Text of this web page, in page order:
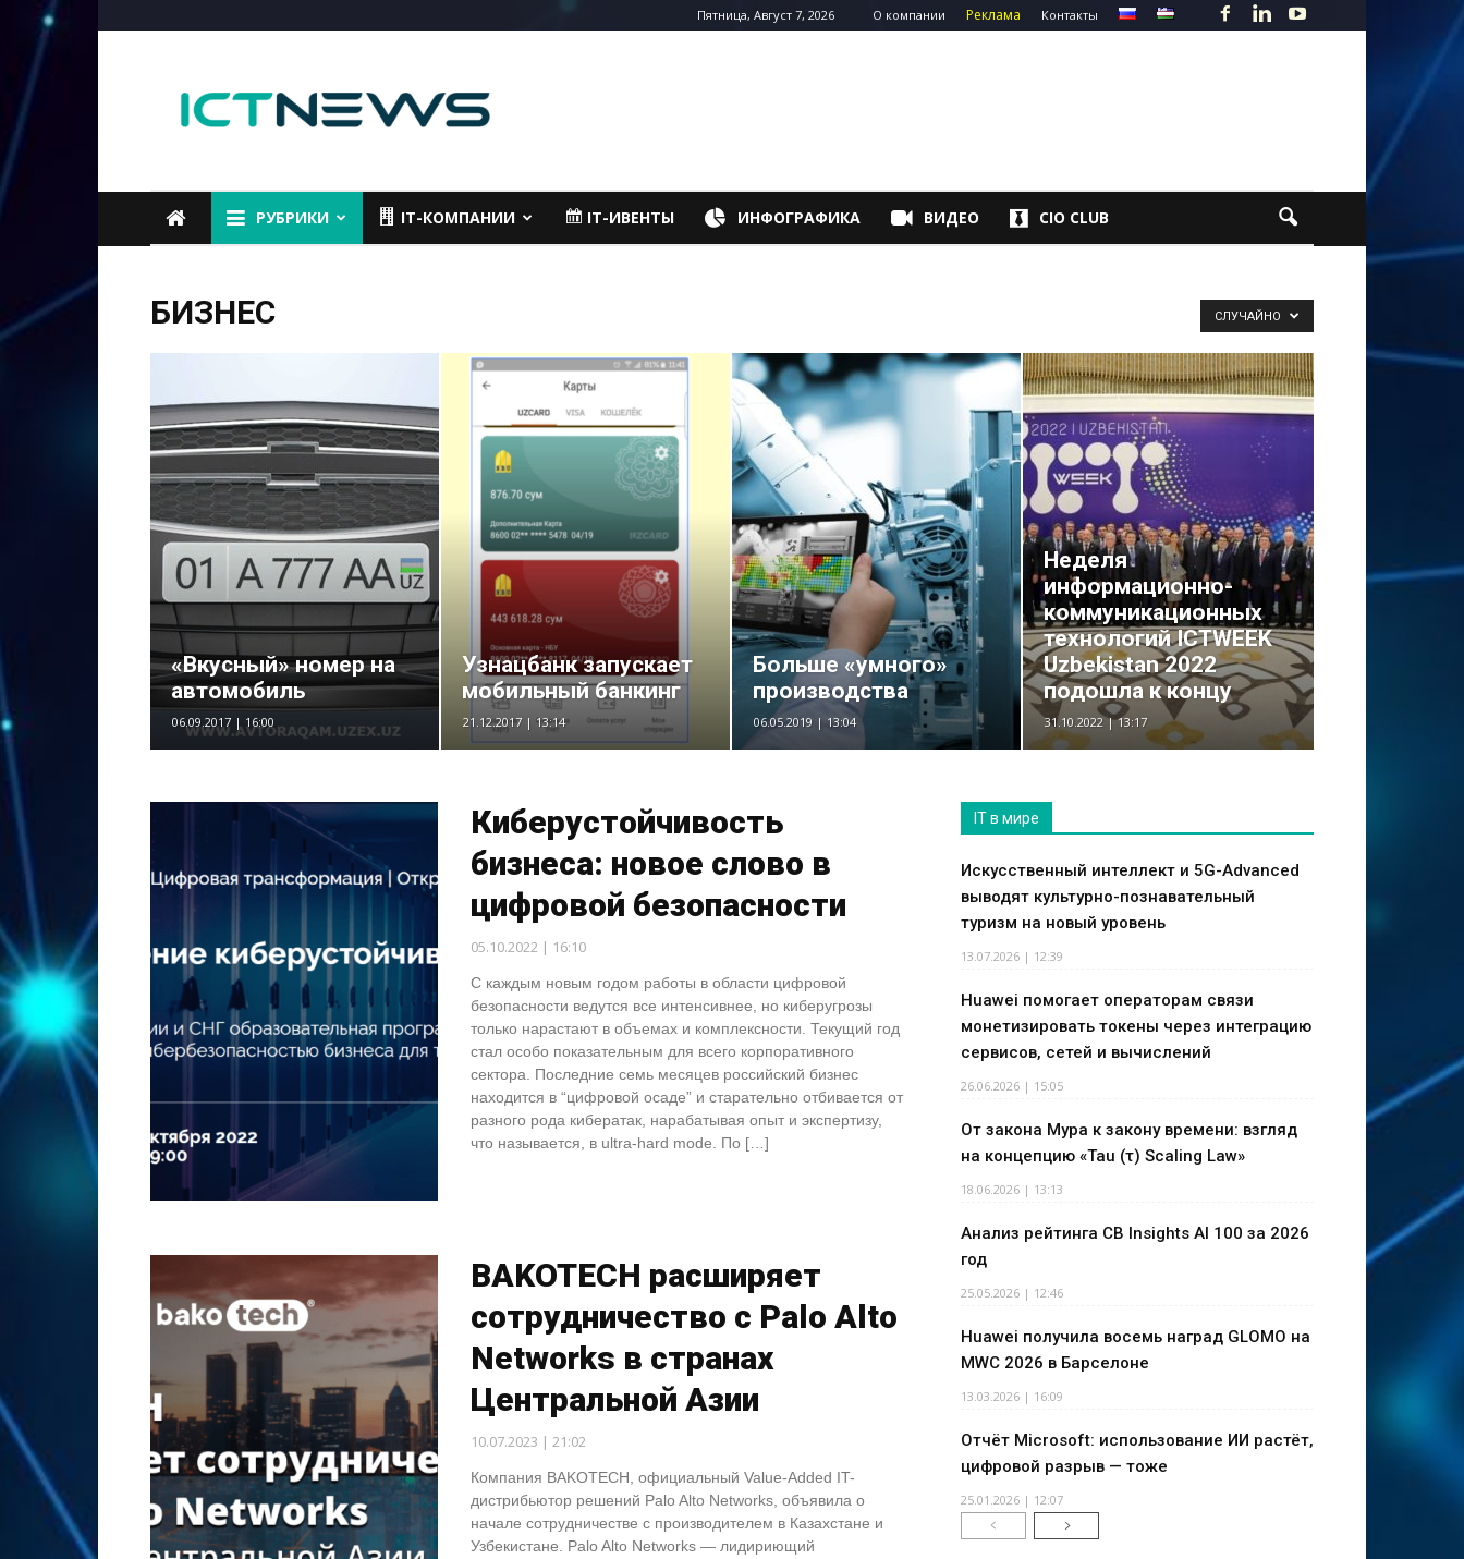
Пятница, Август 7, 2026 О компании Реклама Контакты
РУБРИКИ IT-КОМПАНИИ IT-ИВЕНТЫ ИНФОГРАФИКА ВИДЕО CIO CLUB
БИЗНЕС СЛУЧАЙНО
«Вкусный» номер на
автомобиль
06.09.2017 | 16:00
Узнацбанк запускает
мобильный банкинг
21.12.2017 | 13:14
Больше «умного»
производства
06.05.2019 | 13:04
Неделя
информационно-
коммуникационных
технологий ICTWEEK
Uzbekistan 2022
подошла к концу
31.10.2022 | 13:17
Киберустойчивость
бизнеса: новое слово в
цифровой безопасности
05.10.2022 | 16:10
С каждым новым годом работы в области цифровой
безопасности ведутся все интенсивнее, но киберугрозы
только нарастают в объемах и комплексности. Текущий год
стал особо показательным для всего корпоративного
сектора. Последние семь месяцев российский бизнес
находится в “цифровой осаде” и старательно отбивается от
разного рода кибератак, нарабатывая опыт и экспертизу,
что называется, в ultra-hard mode. По […]
BAKOTECH расширяет
сотрудничество с Palo Alto
Networks в странах
Центральной Азии
10.07.2023 | 21:02
Компания BAKOTECH, официальный Value-Added IT-
дистрибьютор решений Palo Alto Networks, объявила о
начале сотрудничестве с производителем в Казахстане и
Узбекистане. Palo Alto Networks — лидириющий
IT в мире
Искусственный интеллект и 5G-Advanced
выводят культурно-познавательный
туризм на новый уровень
13.07.2026 | 12:39
Huawei помогает операторам связи
монетизировать токены через интеграцию
сервисов, сетей и вычислений
26.06.2026 | 15:05
От закона Мура к закону времени: взгляд
на концепцию «Tau (τ) Scaling Law»
18.06.2026 | 13:13
Анализ рейтинга CB Insights AI 100 за 2026
год
25.05.2026 | 12:46
Huawei получила восемь наград GLOMO на
MWC 2026 в Барселоне
13.03.2026 | 16:09
Отчёт Microsoft: использование ИИ растёт,
цифровой разрыв — тоже
25.01.2026 | 12:07